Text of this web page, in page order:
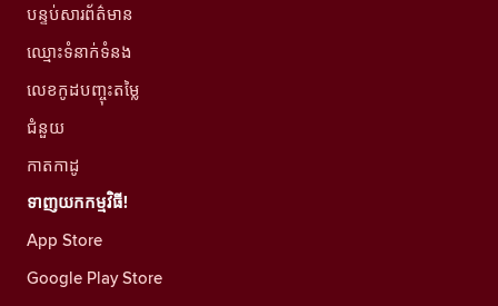
បន្ទប់សារព័ត៌មាន
ឈ្មោះទំនាក់ទំនង
លេខកូដបញ្ចុះតម្លៃ
ជំនួយ
កាតកាដូ
ទាញយកកម្មវិធី!
App Store
Google Play Store